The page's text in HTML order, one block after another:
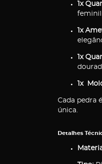
1x
1x
1x
1x
Cada pedra
única.
Detalhes